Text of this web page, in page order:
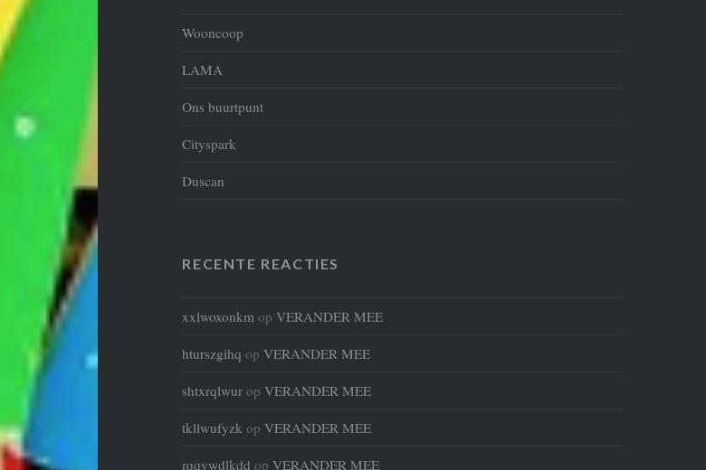
Wooncoop
LAMA
Ons buurtpunt
Cityspark
Duscan
RECENTE REACTIES
xxlwoxonkm opVERANDER MEE
hturszgihq opVERANDER MEE
shtxrqlwur opVERANDER MEE
tkllwufyzk opVERANDER MEE
rqqywdlkdd opVERANDER MEE